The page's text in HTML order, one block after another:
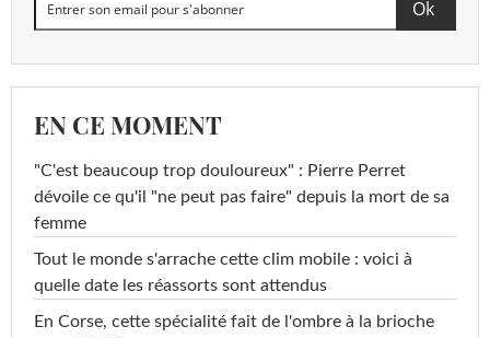
EN CE MOMENT
"C'est beaucoup trop douloureux" : Pierre Perret
dévoile ce qu'il "ne peut pas faire" depuis la mort de sa
femme
Tout le monde s'arrache cette clim mobile : voici à
quelle date les réassorts sont attendus
En Corse, cette spécialité fait de l'ombre à la brioche